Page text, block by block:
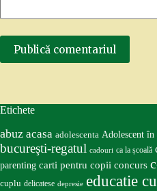
Publică comentariul
Etichete
abuz acasa adolescenta Adolescent în
bucureşti-regatul cadouri ca la școală
parenting carti pentru copii concurs
cuplu delicatese depresie educatie